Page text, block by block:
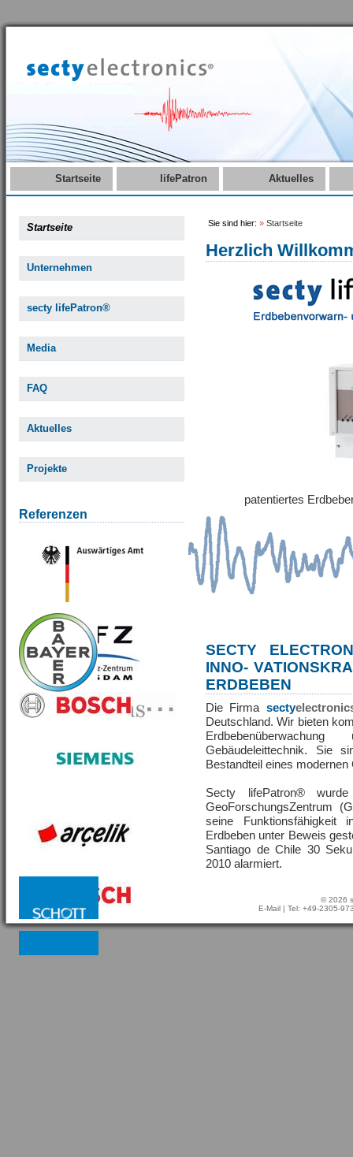
Startseite lifePatron Aktuelles
Startseite
Unternehmen
secty lifePatron®
Media
FAQ
Aktuelles
Projekte
Referenzen
Sie sind hier: » Startseite
Herzlich
patentiertes
SECTY
INNO-
ERDBEBEN
Die Firma secty
Deutschland. Wir bieten
Gebäudeleittechnik. Sie
Bestandteil eines
Secty lifePatron®
GeoForschungsZentrum
seine Funktionsfähigkeit
Erdbeben unter Beweis
Santiago de Chile 30
2010 alarmiert.
© 2026
E-Mail | Tel: +49-2305-